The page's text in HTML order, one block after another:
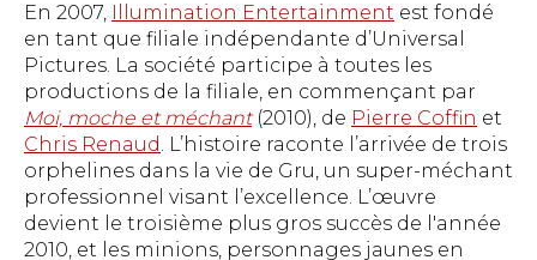
En 2007, Illumination Entertainment est fondé
en tant que filiale indépendante d’Universal
Pictures. La société participe à toutes les
productions de la filiale, en commençant par
Moi, moche et méchant(2010), de Pierre Coffin et
Chris Renaud. L’histoire raconte l’arrivée de trois
orphelines dans la vie de Gru, un super-méchant
professionnel visant l’excellence. L’œuvre
devient le troisième plus gros succès de l'année
2010, et les minions, personnages jaunes en